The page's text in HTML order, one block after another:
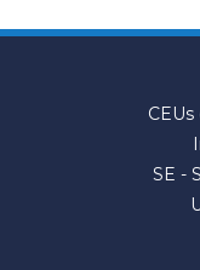
SE -